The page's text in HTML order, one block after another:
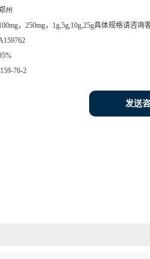
州
，250mg，1g,5g,10g,25g具体规格请咨
76-2
发送